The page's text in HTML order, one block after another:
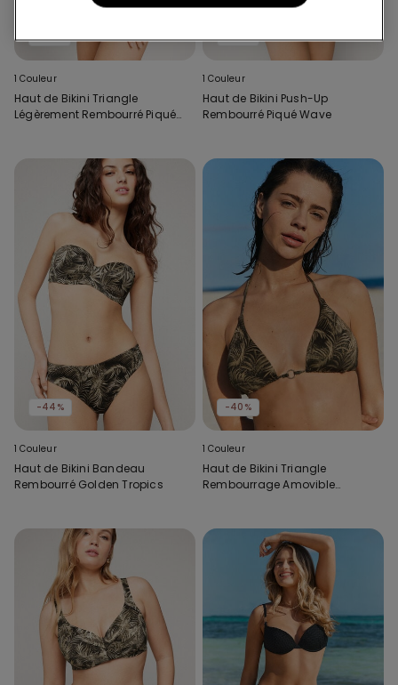
-40%
1 Couleur
Haut de Bikini Triangle
Légèrement Rembourré Piqué
-40%
1 Couleur
Haut de Bikini Push-Up
Rembourré Piqué Wave
-44%
1 Couleur
Haut de Bikini Bandeau
Rembourré Golden Tropics
-40%
1 Couleur
Haut de Bikini Triangle
Rembourrage Amovible